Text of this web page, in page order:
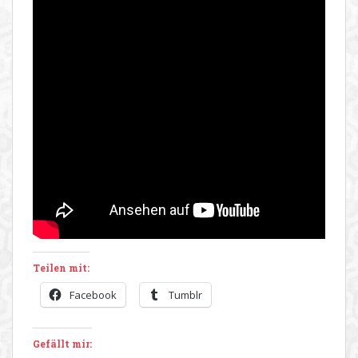
Teilen mit:
Facebook Tumblr
Gefällt mir: